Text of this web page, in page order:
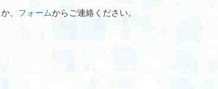
か、 フォームからご連絡ください。